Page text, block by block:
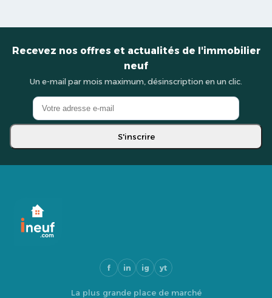
Recevez nos offres et actualités de l'immobilier
neuf
Un e-mail par mois maximum, désinscription en un clic.
S'inscrire
f in ig yt
La plus grande place de marché